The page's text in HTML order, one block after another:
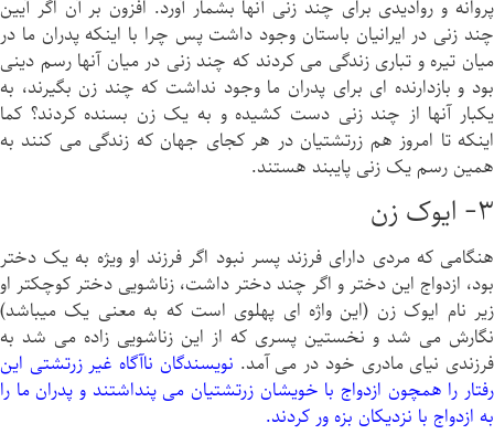
پروانه و روادیدی براى چند زنى آنها بشمار آورد. افزون بر آن اگر آیين
چند زنى در ايرانيان باستان وجود داشت پس چرا با اينكه پدران ما در
ميان تیره و تباری زندگى می كردند كه چند زنی در میان آنها رسم دینی
بود و بازدارنده ای براى پدران ما وجود نداشت كه چند زن بگيرند، به
يکبار آنها از چند زنى دست كشيده و به يک زن بسنده كردند؟ كما
اينكه تا امروز هم زرتشتيان در هر كجاى جهان كه زندگى می كنند به
همين رسم يک زنى پایبند هستند.
٣- ايوک زن
هنگامی که مردى داراى فرزند پسر نبود اگر فرزند او ویژه به يک دختر
بود، ازدواج اين دختر و اگر چند دختر داشت، زناشویى دختر كوچكتر او
زير نام ايوک زن (اين واژه اى پهلوى است كه به معنی يک میباشد)
نگارش می شد و نخستين پسرى كه از اين زناشویى زاده می شد به
فرزندى نیای مادرى خود در می آمد. نويسندگان ناآگاه غير زرتشتى اين
رفتار را همچون ازدواج با خویشان زرتشتيان می پنداشتند و پدران ما را
به ازدواج با نزدیکان بزه ور كردند.